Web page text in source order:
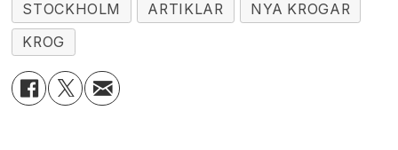
STOCKHOLM ARTIKLAR
NYA KROGAR
KROG